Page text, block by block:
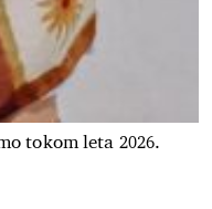
tokom leta 2026.